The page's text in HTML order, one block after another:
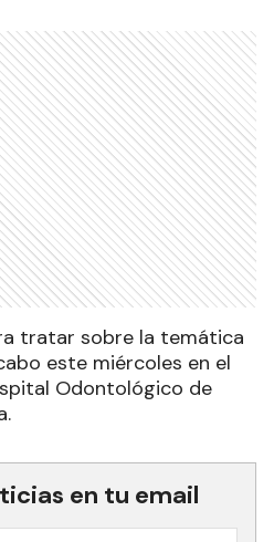
tratar sobre la temática
este miércoles en el
Odontológico de
en tu email